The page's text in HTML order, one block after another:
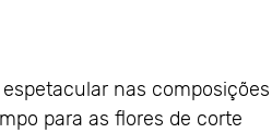
nas
para as flores de corte